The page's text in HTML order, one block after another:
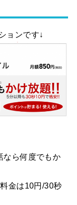
ョンです↓
なら何度でもか
金は10円/30秒